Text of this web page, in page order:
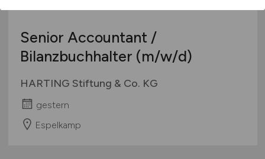
Senior Accountant /
Bilanzbuchhalter (m/w/d)
HARTING Stiftung & Co. KG
gestern
Espelkamp